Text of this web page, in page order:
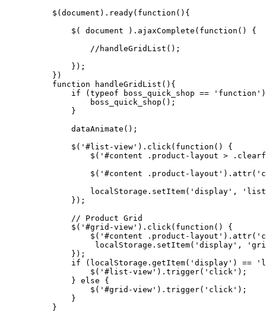
$(document).ready(function(){
    $( document ).ajaxComplete(function() {
        //handleGridList();
    });
})
function handleGridList(){
if (typeof boss_quick_shop ==
        boss_quick_shop();
    }
    dataAnimate();
    $('#list-view').click(function() {
$('#content .product-layout >
$('#content .product-
localStorage.setItem('display',
    });
    // Product Grid
    $('#grid-view').click(function() {
$('#content .product-
localStorage.setItem('display',
    });
if (localStorage.getItem('display') ==
        $('#list-view').trigger('click');
    } else {
        $('#grid-view').trigger('click');
    }
}